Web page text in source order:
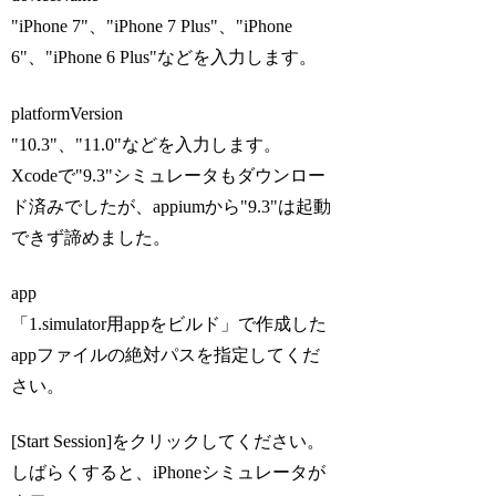
"iPhone 7"、"iPhone 7 Plus"、"iPhone
6"、"iPhone 6 Plus"などを入力します。
platformVersion
"10.3"、"11.0"などを入力します。
Xcodeで"9.3"シミュレータもダウンロー
ド済みでしたが、appiumから"9.3"は起動
できず諦めました。
app
「1.simulator用appをビルド」で作成した
appファイルの絶対パスを指定してくだ
さい。
[Start Session]をクリックしてください。
しばらくすると、iPhoneシミュレータが